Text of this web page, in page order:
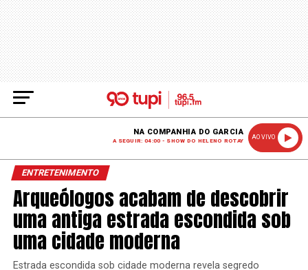
NA COMPANHIA DO GARCIA
A SEGUIR: 04:00 - SHOW DO HELENO ROTAY
AO VIVO
ENTRETENIMENTO
Arqueólogos acabam de descobrir
uma antiga estrada escondida sob
uma cidade moderna
Estrada escondida sob cidade moderna revela segredo